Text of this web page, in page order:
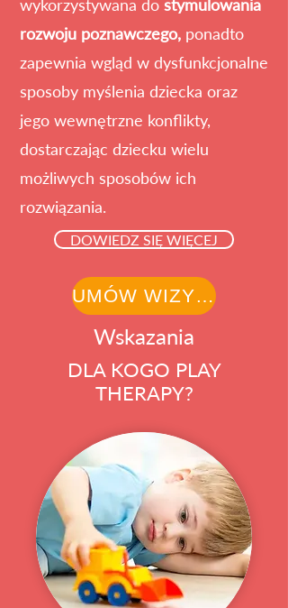
wykorzystywana do stymulowania
rozwoju poznawczego, ponadto
zapewnia wgląd w dysfunkcjonalne
sposoby myślenia dziecka oraz
jego wewnętrzne konflikty,
dostarczając dziecku wielu
możliwych sposobów ich
rozwiązania.
DOWIEDZ SIĘ WIĘCEJ
UMÓW WIZYTĘ
Wskazania
DLA KOGO PLAY
THERAPY?